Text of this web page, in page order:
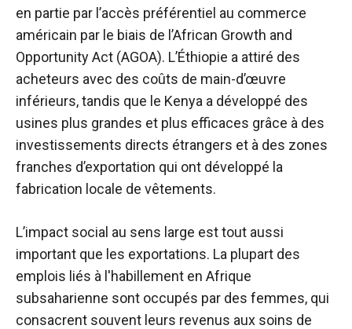
en partie par l’accès préférentiel au commerce
américain par le biais de l’African Growth and
Opportunity Act (AGOA). L’Éthiopie a attiré des
acheteurs avec des coûts de main-d’œuvre
inférieurs, tandis que le Kenya a développé des
usines plus grandes et plus efficaces grâce à des
investissements directs étrangers et à des zones
franches d’exportation qui ont développé la
fabrication locale de vêtements.
L’impact social au sens large est tout aussi
important que les exportations. La plupart des
emplois liés à l'habillement en Afrique
subsaharienne sont occupés par des femmes, qui
consacrent souvent leurs revenus aux soins de